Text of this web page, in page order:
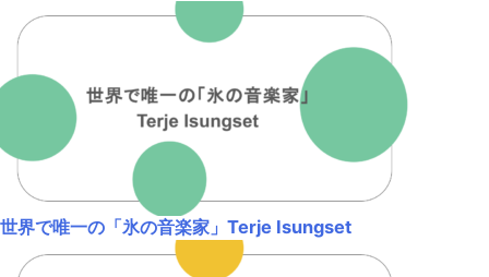
世界で唯一の「氷の音楽家」Terje Isungset